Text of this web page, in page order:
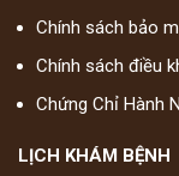
Chính sách bảo
Chính sách điều
Chứng Chỉ Hành
LỊCH KHÁM BỆNH